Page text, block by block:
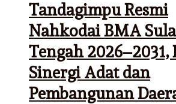
Tandagimpu Resmi
Nahkodai BMA
Tengah 2026–2031,
Sinergi Adat dan
Pembangunan